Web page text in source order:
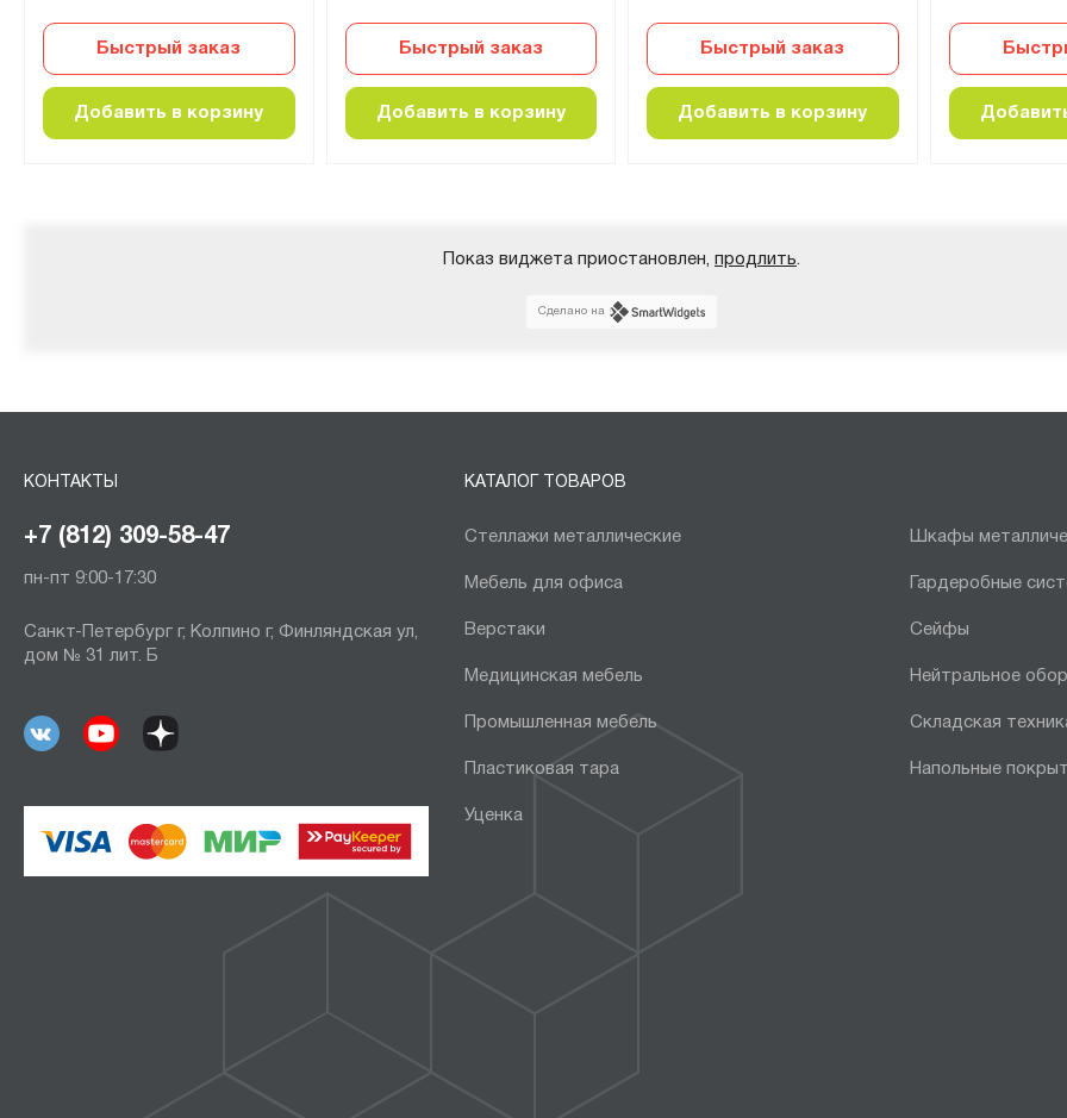
Быстрый заказ
Добавить в корзину
Быстрый заказ
Добавить в корзину
Быстрый заказ
Добавить в корзину
Показ виджета приостановлен, продлить
Сделано на
КОНТАКТЫ
+7 (812) 309-58-47
пн-пт 9:00-17:30
Санкт-Петербург г, Колпино г, Финляндская ул,
дом № 31 лит. Б
КАТАЛОГ ТОВАРОВ
Стеллажи металлические Шкафы
Мебель для офиса Гардеробные
Верстаки Сейфы
Медицинская мебель Нейтральное
Промышленная мебель Складская
Пластиковая тара Напольные
Уценка